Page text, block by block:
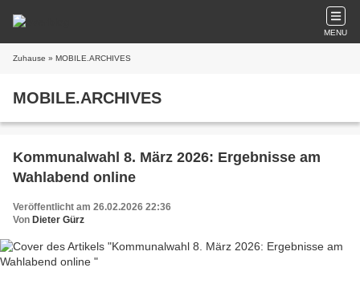
MENU
Zuhause » MOBILE.ARCHIVES
MOBILE.ARCHIVES
Kommunalwahl 8. März 2026: Ergebnisse am
Wahlabend online
Veröffentlicht am 26.02.2026 22:36
Von Dieter Gürz